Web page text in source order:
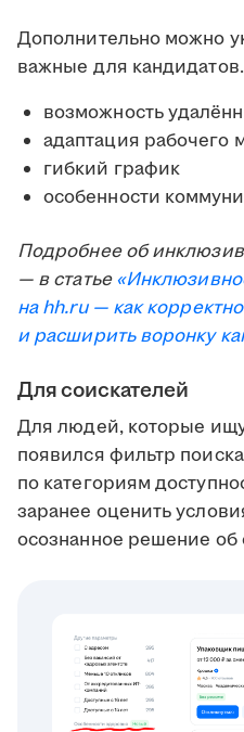
Дополнительно можно
важные для
возможность
адаптация рабочего
гибкий график
особенности
Подробнее об
— в статье
на hh.ru — как
и расширить воронку
Для соискателей
Для людей, которые
появился фильтр
по категориям
заранее оценить
осознанное решение об